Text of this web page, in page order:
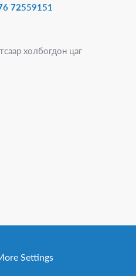
72559151
холбогдон цаг
Settings